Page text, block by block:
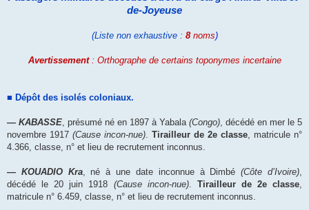
de-Joyeuse
(Liste non exhaustive : 8noms)
Avertissement: Orthographe de certains toponymes incertaine
■ Dépôt des isolés coloniaux.
― KABASSE , présumé né en 1897 à Yabala (Congo) , décédé en mer le 5
novembre 1917 (Cause incon-nue) Tirailleur de 2e classe , matricule n°
4.366, classe, n° et lieu de recrutement inconnus.
― KOUADIO Kra, né à une date inconnue à Dimbé(Côte d’Ivoire)
décédé le 20 juin 1918 (Cause incon-nue). Tirailleur de 2e classe
matricule n° 6.459, classe, n° et lieu de recrutement inconnus.